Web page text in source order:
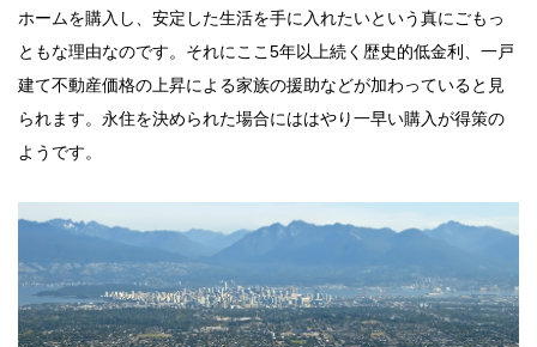
ホームを購入し、安定した生活を手に入れたいという真にごもっ
ともな理由なのです。それにここ5年以上続く歴史的低金利、一戸
建て不動産価格の上昇による家族の援助などが加わっていると見
られます。永住を決められた場合にははやり一早い購入が得策の
ようです。